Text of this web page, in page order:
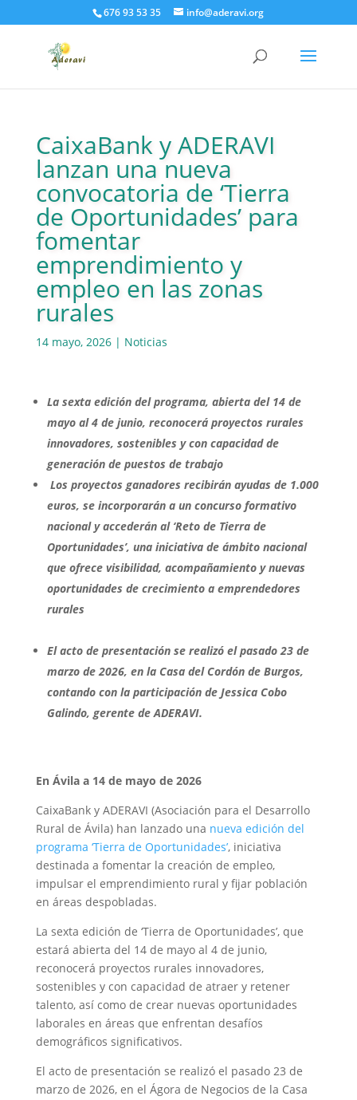
676 93 53 35 info@aderavi.org
CaixaBank y ADERAVI
lanzan una nueva
convocatoria de ‘Tierra
de Oportunidades’ para
fomentar
emprendimiento y
empleo en las zonas
rurales
14 mayo, 2026| Noticias
La sexta edición del programa, abierta del 14 de
mayo al 4 de junio, reconocerá proyectos rurales
innovadores, sostenibles y con capacidad de
generación de puestos de trabajo
Los proyectos ganadores recibirán ayudas de 1.000
euros, se incorporarán a un concurso formativo
nacional y accederán al ‘Reto de Tierra de
Oportunidades’, una iniciativa de ámbito nacional
que ofrece visibilidad, acompañamiento y nuevas
oportunidades de crecimiento a emprendedores
rurales
El acto de presentación se realizó el pasado 23 de
marzo de 2026, en la Casa del Cordón de Burgos,
contando con la participación de Jessica Cobo
Galindo, gerente de ADERAVI.
En Ávila a 14 de mayo de 2026
CaixaBank y ADERAVI (Asociación para el Desarrollo
Rural de Ávila) han lanzado una nueva edición del
programa ‘Tierra de Oportunidades’, iniciativa
destinada a fomentar la creación de empleo,
impulsar el emprendimiento rural y fijar población
en áreas despobladas.
La sexta edición de ‘Tierra de Oportunidades’, que
estará abierta del 14 de mayo al 4 de junio,
reconocerá proyectos rurales innovadores,
sostenibles y con capacidad de atraer y retener
talento, así como de crear nuevas oportunidades
laborales en áreas que enfrentan desafíos
demográficos significativos.
El acto de presentación se realizó el pasado 23 de
marzo de 2026, en el Ágora de Negocios de la Casa